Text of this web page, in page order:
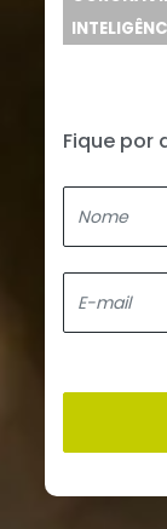
Fique por